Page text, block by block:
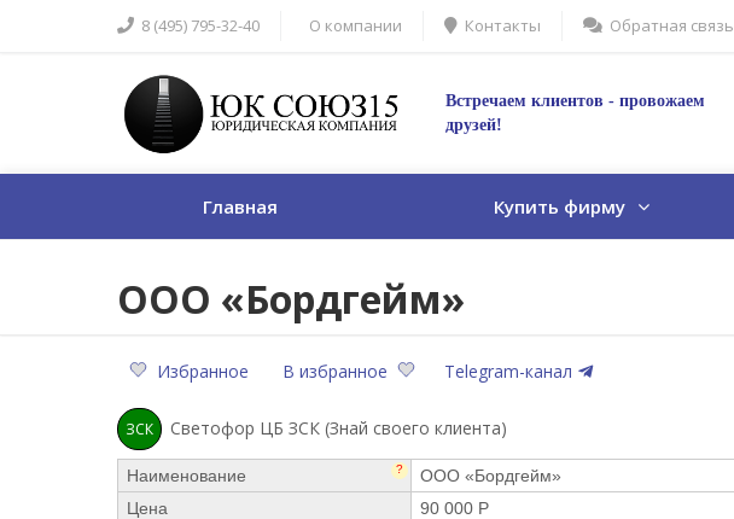
8 (495) 795-32-40 О компании Контакты Обратная связь
Встречаем клиентов - провожаем
друзей!
Главная Купить фирму
ООО «Бордгейм»
Избранное В избранное Telegram-канал
ЗСК Светофор ЦБ ЗСК (Знай своего клиента)
Наименование ?
ООО «Бордгейм»
Цена
90 000 Р